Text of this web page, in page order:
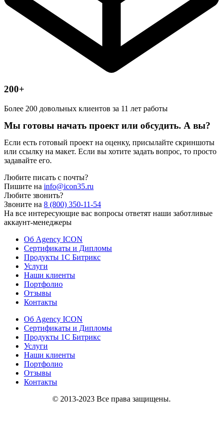
200+
Более 200 довольных клиентов за 11 лет работы
Мы готовы начать проект или обсудить. А вы?
Если есть готовый проект на оценку, присылайте скриншоты
или ссылку на макет. Если вы хотите задать вопрос, то просто
задавайте его.
Любите писать с почты?
Пишите на info@icon35.ru
Любите звонить?
Звоните на 8 (800) 350-11-54
На все интересующие вас вопросы ответят наши заботливые
аккаунт-менеджеры
Об Agency ICON
Сертификаты и Дипломы
Продукты 1С Битрикс
Услуги
Наши клиенты
Портфолио
Отзывы
Контакты
Об Agency ICON
Сертификаты и Дипломы
Продукты 1С Битрикс
Услуги
Наши клиенты
Портфолио
Отзывы
Контакты
© 2013-2023 Все права защищены.